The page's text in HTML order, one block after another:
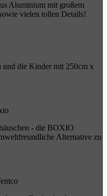
Aluminium mit großem
vielen tollen Details!
und die Kinder mit 250cm x
- die BOXIO
Alternative zu